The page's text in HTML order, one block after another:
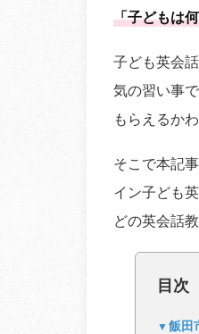
「子どもは
子ども英会
気の習い事
もらえるか
そこで本記
イン子ども
どの英会話
目次
飯田